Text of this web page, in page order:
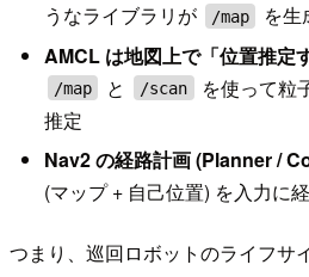
うなライブラリが
/map
を生
AMCL は地図上で「位置推定
/map と /scan
を使って粒
推定
Nav2 の経路計画 (Planner /
(マップ + 自己位置) を入力に
つまり、巡回ロボットのライフサ